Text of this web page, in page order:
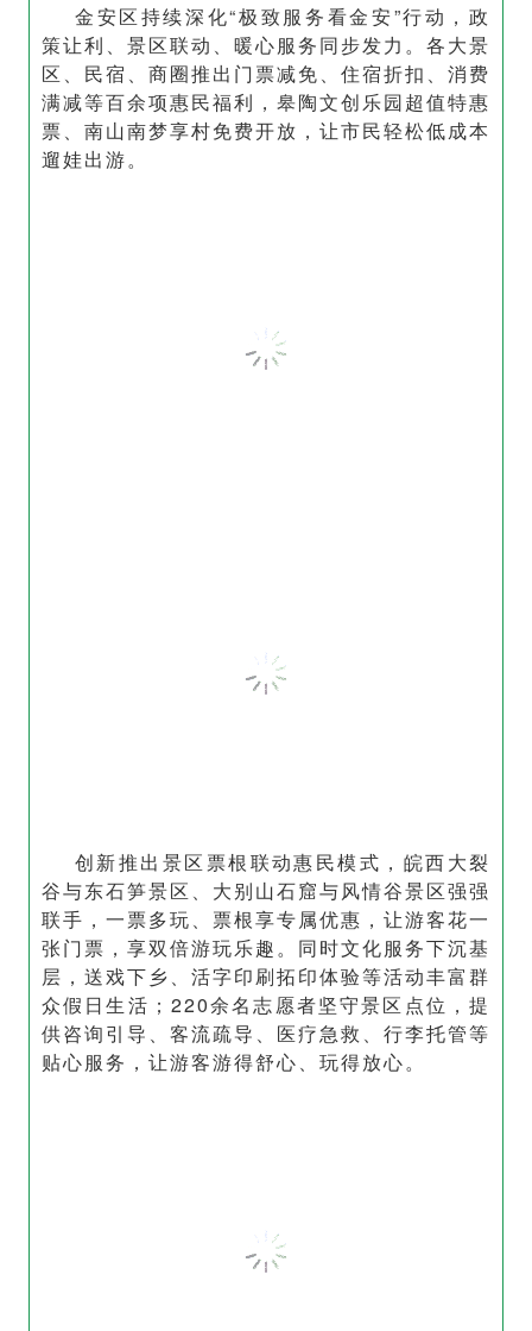
金安区持续深化“极致服务看金安”行动，政
策让利、景区联动、暖心服务同步发力。各大景
区、民宿、商圈推出门票减免、住宿折扣、消费
满减等百余项惠民福利，皋陶文创乐园超值特惠
票、南山南梦享村免费开放，让市民轻松低成本
遛娃出游。
创新推出景区票根联动惠民模式，皖西大裂
谷与东石笋景区、大别山石窟与风情谷景区强强
联手，一票多玩、票根享专属优惠，让游客花一
张门票，享双倍游玩乐趣。同时文化服务下沉基
层，送戏下乡、活字印刷拓印体验等活动丰富群
众假日生活；220余名志愿者坚守景区点位，提
供咨询引导、客流疏导、医疗急救、行李托管等
贴心服务，让游客游得舒心、玩得放心。